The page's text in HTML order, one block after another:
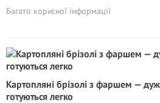
Багато корисної інформації
Картопляні брізолі з фаршем —
готуються легко